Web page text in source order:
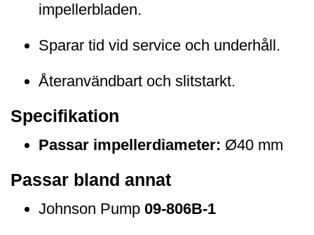
impellerbladen.
Sparar tid vid service och underhåll.
Återanvändbart och slitstarkt.
Specifikation
Passar impellerdiameter: Ø40 mm
Passar bland annat
Johnson Pump 09-806B-1